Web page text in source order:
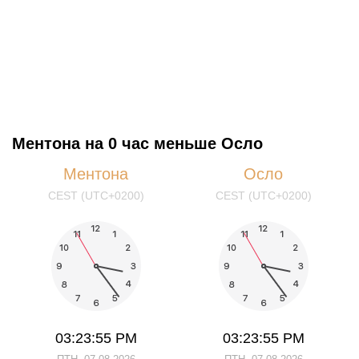
Ментона на 0 час меньше Осло
Ментона
CEST (UTC+0200)
03:23:55 PM
Осло
CEST (UTC+0200)
03:23:55 PM